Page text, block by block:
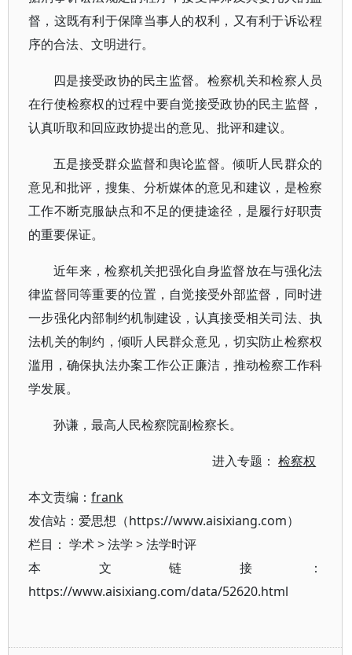
督，这既有利于保障当事人的权利，又有利于诉讼程
序的合法、文明进行。
四是接受政协的民主监督。检察机关和检察人员
在行使检察权的过程中要自觉接受政协的民主监督，
认真听取和回应政协提出的意见、批评和建议。
五是接受群众监督和舆论监督。倾听人民群众的
意见和批评，搜集、分析媒体的意见和建议，是检察
工作不断克服缺点和不足的便捷途径，是履行好职责
的重要保证。
近年来，检察机关把强化自身监督放在与强化法
律监督同等重要的位置，自觉接受外部监督，同时进
一步强化内部制约机制建设，认真接受相关司法、执
法机关的制约，倾听人民群众意见，切实防止检察权
滥用，确保执法办案工作公正廉洁，推动检察工作科
学发展。
孙谦，最高人民检察院副检察长。
进入专题：检察权
本文责编： frank
发信站：爱思想（https://www.aisixiang.com）
栏目： 学术>法学 >法学时评
本文链接：
https://www.aisixiang.com/data/52620.html